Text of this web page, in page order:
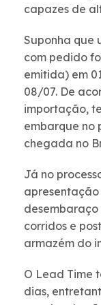
capazes de
Suponha que
com pedido
emitida) em
08/07. De
importação,
embarque no
chegada no
Já no
corridos e
armazém do
O Lead Time
dias,